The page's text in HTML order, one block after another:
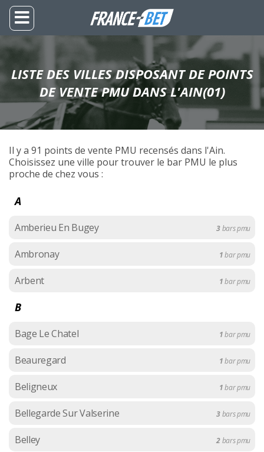
LISTE DES VILLES DISPOSANT DE POINTS
DE VENTE PMU DANS L'AIN(01)
Il y a 91 points de vente PMU recensés dans l'Ain.
Choisissez une ville pour trouver le bar PMU le plus
proche de chez vous :
A
Amberieu En Bugey 3bars pmu
Ambronay 1bar pmu
Arbent 1bar pmu
B
Bage Le Chatel 1bar pmu
Beauregard 1bar pmu
Beligneux 1bar pmu
Bellegarde Sur Valserine 3bars pmu
Belley 2bars pmu